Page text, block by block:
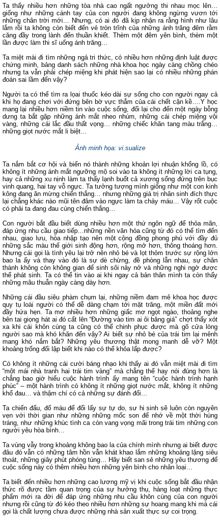
Ta thấy nhiều hơn những tòa nhà cao ngất ngưởng thi nhau mọc lên…
giống như những cánh tay của con người đang không ngừng vươn tới
những chân trời mới… Nhưng, có ai đó đã kịp nhận ra rằng hình như lâu
lắm rồi ta không còn biết đến vẻ tròn trĩnh của những ánh trăng đêm rằm
căng đầy trong lành đến thuần khiết. Thèm một đêm yên bình, thèm một
lần được làm thi sĩ uống ánh trăng…
Ta miệt mài đi tìm những ngả tri thức, có nhiều hơn những định luật được
chứng minh, bảng danh sách những nhà khoa học ngày càng chồng chéo
nhưng ta vẫn phải chép miệng khi phát hiện sao lại có nhiều những phán
đoán sai lầm đến vậy?
Người ta có thể tìm ra lọai thuốc kéo dài sự sống cho con người ngay cả
khi họ đang chơi với đứng bên bờ vực thẳm của cái chết cận kề….Y học
mang lại nhiều hơn niềm tin vào cuộc sống, đổi lại cho đến một ngày bỗng
dưng ta bắt gặp những ánh mắt nheo nhúm, những cái chép miệng vội
vàng, những cái lắc đầu thất vọng… những chiếc khăn tang màu trắng…
những giọt nước mắt li biệt…
Ảnh minh họa: vi.sualize
Ta nắm bắt cơ hội và biến nó thành những khoản lợi nhuận khổng lồ, có
không ít những ánh mắt ngưỡng mộ soi vào ta không ít những lời ca tụng,
hay cả những xu nịnh làm ta thấy lạnh buốt cả xương sống đứng trên bục
vinh quang, hai tay vỗ ngực. Ta tưởng tượng mình giống như một con kinh
kông đang ăn mừng chiến thắng… nhưng những giá trị nhân sinh đích thực
lại chẳng khác nào mũi tên đâm vào ngực làm ta chảy máu… Vậy rốt cuộc
có phải ta đang đau cùng chiến thắng…
Con người bắt đầu biết dùng nhiều hơn một thứ ngôn ngữ để thỏa mãn,
đáp ứng nhu cầu giao tiếp…những nền văn hóa cũng từ đó có thể tìm đến
nhau, giao lưu, hòa nhập tạo nên một cộng đồng phong phú với đầy đủ
những sắc màu thế giới sinh động hơn, rộng mở hơn, thông thoáng hơn.
Nhưng cái gọi là tình yêu lại trở nên nhỏ bé và lọt thỏm trước sự rộng lớn
bao la ấy và thay vào đó là sự dè chừng, đề phòng lẫn nhau, sự chân
thành không còn không gian để sinh sôi nảy nở và những nghi ngờ được
thể phát sinh. Ta có thể tin vào ai khi ngay cả bản thân mình ta còn thấy
những mâu thuẫn ngày càng dày hơn.
Những cái đầu siêu phàm chụm lại, những niềm đam mê khoa học được
quy tụ loài người có thể dễ dàng chạm tới mặt trăng, một miền đất mới
đầy hứa hẹn. Ta mơ nhiều hơn những giấc mơ ngọt ngào, thoảng nghe
bên tai giọng hát ai đó cất lên “Đường vào tim ai ôi băng giá” chợt thấy xót
xa khi cái khôn cùng ta cũng có thể chinh phục được mà gõ cửa lòng
người sao mà khó khăn đến vậy? Ai biết sự nhỏ bé của trái tim lại mênh
mang khó nắm bắt? Những yêu thương thật mong manh dễ vỡ? Một
khoảng trống đối lập biết khi nào có thể khỏa lấp được?
Có không ít những cái cười báng nhạo khi thấy ai đó vẫn miệt mài đi tìm
“một mái nhà tranh hai trái tim vàng” mà chẳng thể hay nói đúng hơn là
chẳng bao giờ hiểu cuộc hành trình ấy mang tên “cuộc hành trình hạnh
phúc” – một hành trình có không ít những giọt nước mắt, không ít những
khổ đau… và thậm chí có cả những sự đánh đổi…
Ta chiến đấu, đổ máu để đổi lấy sự tự do, sư hi sinh sẽ luôn còn nguyên
vẹn với thời gian như những những mốc son để nhớ về một thời hùng
tráng, như những khúc tình ca còn vang vọng mãi trong trái tim những con
người yêu hòa bình…
Ta vùng vẫy trong khoảng không bao la của chính mình nhưng ai biết được
đâu đó vẫn có những tâm hồn vẫn khát khao lắm những khoảng lặng siêu
thoát, những giây phút phóng túng… Hãy biết san sẻ những yêu thương để
cuộc sống này có thêm nhiều hơn những yên bình cho nhân loại…
Ta biết đến nhiều hơn những cao lương mỹ vị khi cuộc sống bắt đầu nhận
thức rõ được tầm quan trọng của sự hưởng thụ, hàng loạt những thực
phẩm mới ra đời để đáp ứng những nhu cầu khôn cùng của con người
nhưng rồi cũng từ đó kéo theo nhiều hơn những sự hoang mang khi mà cái
gọi là chất lượng chưa được những nhà sản xuất thực sự coi trọng.